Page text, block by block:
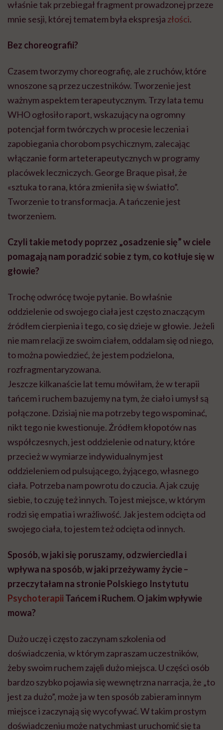
właśnie tak przebiegał fragment prowadzonej przeze
mnie sesji, której tematem była ekspresja złości.
Bez choreografii?
Czasem tworzymy choreografię, ale z ruchów, które
wnoszone są przez uczestników. Tworzenie jest
ważnym aspektem terapeutycznym. Trzy lata temu
WHO ogłosiło raport, wskazujący na ogromny
potencjał form twórczych w procesie leczenia i
zapobiegania chorobom psychicznym, zalecając
włączanie formarteterapeutycznychw programy
placówek leczniczych. George Braque pisał, że
«sztuka to rana, która zmieniła się w światło”.
Tworzenie to transformacja. A tańczenie jest
tworzeniem.
Czyli takie metody poprzez „osadzenie się” w ciele
pomagają nam poradzić sobie z tym, co kotłuje się w
głowie?
Trochę odwrócę twoje pytanie. Bo właśnie
oddzielenie od swojego ciała jest często znaczącym
źródłem cierpienia i tego, co się dzieje w głowie. Jeżeli
nie mam relacji ze swoim ciałem, oddalam się od niego,
to można powiedzieć, że jestem podzielona,
rozfragmentaryzowana.
Jeszcze kilkanaście lat temu mówiłam, że w terapii
tańcem i ruchem bazujemy na tym, że ciało i umysł są
połączone. Dzisiaj nie ma potrzeby tego wspominać,
nikt tego nie kwestionuje. Źródłem kłopotów nas
współczesnych, jest oddzielenie od natury, które
przecież w wymiarze indywidualnym jest
oddzieleniem od pulsującego, żyjącego, własnego
ciała. Potrzeba nam powrotu do czucia. A jak czuję
siebie, to czuję też innych. To jest miejsce, w którym
rodzi się empatia i wrażliwość. Jak jestem odcięta od
swojego ciała, to jestem też odcięta od innych.
Sposób, w jaki się poruszamy, odzwierciedla i
wpływa na sposób, w jaki przeżywamy życie –
przeczytałam na stronie Polskiego Instytutu
Psychoterapii Tańcem i Ruchem. O jakim wpływie
mowa?
Dużo uczę i często zaczynam szkolenia od
doświadczenia, w którym zapraszam uczestników,
żeby swoim ruchem zajęli dużo miejsca. U części osób
bardzo szybko pojawia się wewnętrzna narracja, że „to
jest za dużo”, może ja w ten sposób zabieram innym
miejsce i zaczynają się wycofywać. W takim prostym
doświadczeniu może natychmiast uruchomić się ta